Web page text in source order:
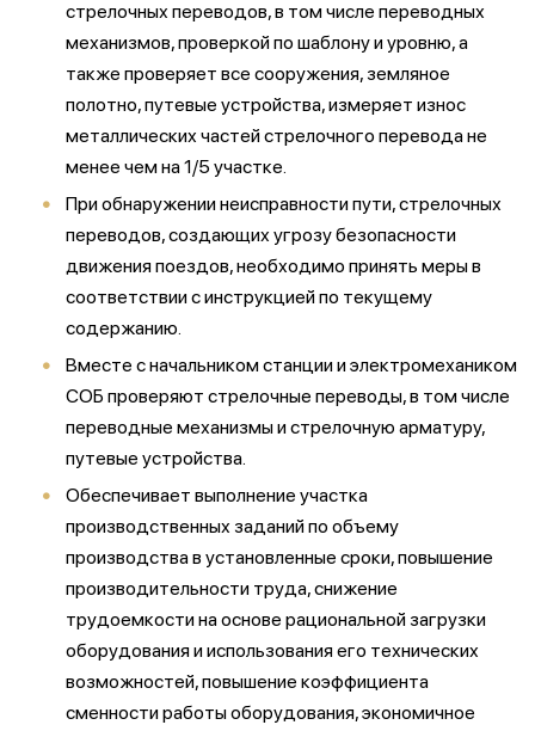
стрелочных переводов, в том числе переводных
механизмов, проверкой по шаблону и уровню, а
также проверяет все сооружения, земляное
полотно, путевые устройства, измеряет износ
металлических частей стрелочного перевода не
менее чем на 1/5 участке.
При обнаружении неисправности пути, стрелочных
переводов, создающих угрозу безопасности
движения поездов, необходимо принять меры в
соответствии с инструкцией по текущему
содержанию.
Вместе с начальником станции и электромехаником
СОБ проверяют стрелочные переводы, в том числе
переводные механизмы и стрелочную арматуру,
путевые устройства.
Обеспечивает выполнение участка
производственных заданий по объему
производства в установленные сроки, повышение
производительности труда, снижение
трудоемкости на основе рациональной загрузки
оборудования и использования его технических
возможностей, повышение коэффициента
сменности работы оборудования, экономичное